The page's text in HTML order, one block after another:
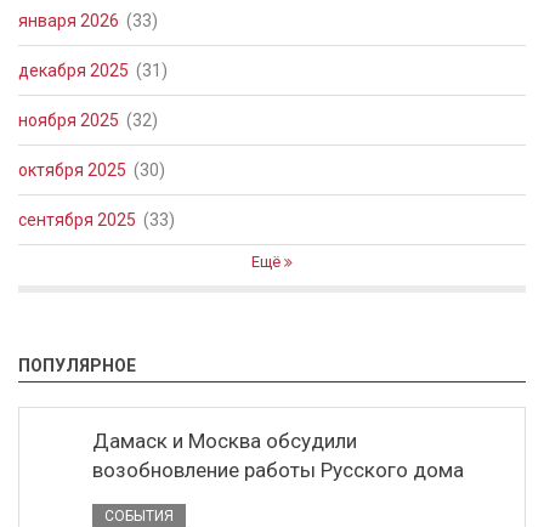
января 2026 (33)
декабря 2025 (31)
ноября 2025 (32)
октября 2025 (30)
сентября 2025 (33)
Ещё
ПОПУЛЯРНОЕ
Дамаск и Москва обсудили
возобновление работы Русского дома
СОБЫТИЯ